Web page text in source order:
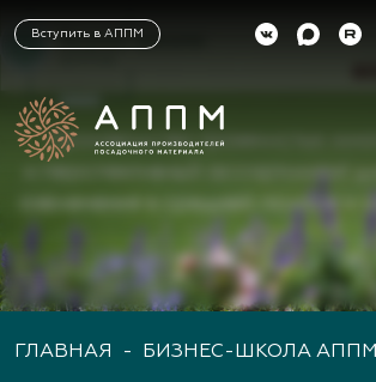
Вступить в АППМ
ГЛАВНАЯ - БИЗНЕС-ШКОЛА АППМ